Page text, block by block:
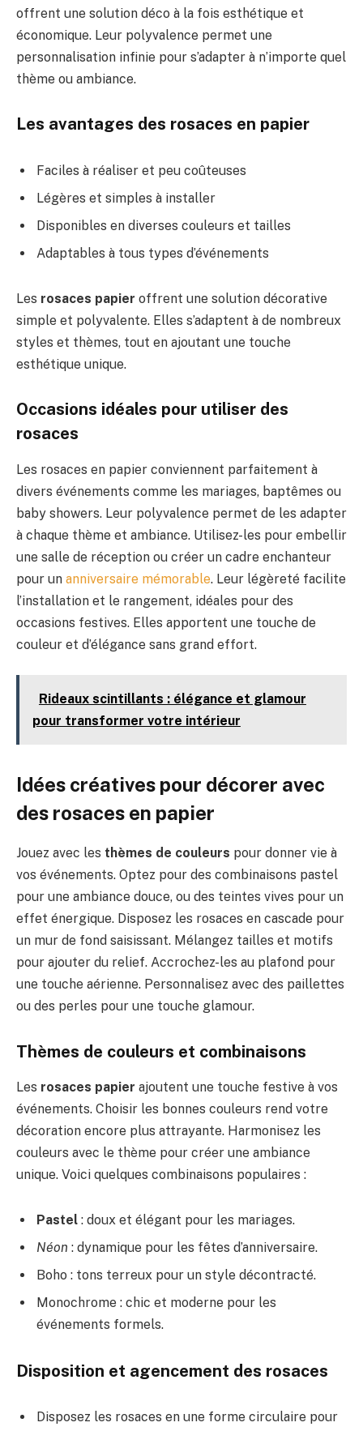
offrent une solution déco à la fois esthétique et
économique. Leur polyvalence permet une
personnalisation infinie pour s’adapter à n’importe quel
thème ou ambiance.
Les avantages des rosaces en papier
Faciles à réaliser et peu coûteuses
Légères et simples à installer
Disponibles en diverses couleurs et tailles
Adaptables à tous types d’événements
Les rosaces papier offrent une solution décorative
simple et polyvalente. Elles s’adaptent à de nombreux
styles et thèmes, tout en ajoutant une touche
esthétique unique.
Occasions idéales pour utiliser des
rosaces
Les rosaces en papier conviennent parfaitement à
divers événements comme les mariages, baptêmes ou
baby showers. Leur polyvalence permet de les adapter
à chaque thème et ambiance. Utilisez-les pour embellir
une salle de réception ou créer un cadre enchanteur
pour un anniversaire mémorable. Leur légèreté facilite
l’installation et le rangement, idéales pour des
occasions festives. Elles apportent une touche de
couleur et d’élégance sans grand effort.
Rideaux scintillants : élégance et glamour
pour transformer votre intérieur
Idées créatives pour décorer avec
des rosaces en papier
Jouez avec les thèmes de couleurs pour donner vie à
vos événements. Optez pour des combinaisons pastel
pour une ambiance douce, ou des teintes vives pour un
effet énergique. Disposez les rosaces en cascade pour
un mur de fond saisissant. Mélangez tailles et motifs
pour ajouter du relief. Accrochez-les au plafond pour
une touche aérienne. Personnalisez avec des paillettes
ou des perles pour une touche glamour.
Thèmes de couleurs et combinaisons
Les rosaces papier ajoutent une touche festive à vos
événements. Choisir les bonnes couleurs rend votre
décoration encore plus attrayante. Harmonisez les
couleurs avec le thème pour créer une ambiance
unique. Voici quelques combinaisons populaires :
Pastel : doux et élégant pour les mariages.
Néon : dynamique pour les fêtes d’anniversaire.
Boho : tons terreux pour un style décontracté.
Monochrome : chic et moderne pour les
événements formels.
Disposition et agencement des rosaces
Disposez les rosaces en une forme circulaire pour